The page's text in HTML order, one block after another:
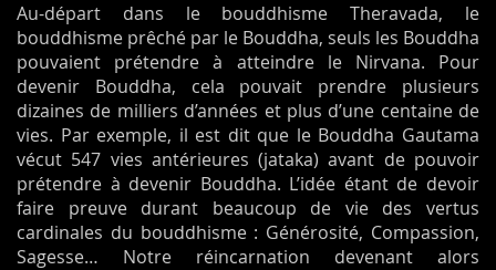
Au-départ dans le bouddhisme Theravada, le
bouddhisme prêché par le Bouddha, seuls les Bouddha
pouvaient prétendre à atteindre le Nirvana. Pour
devenir Bouddha, cela pouvait prendre plusieurs
dizaines de milliers d’années et plus d’une centaine de
vies. Par exemple, il est dit que le Bouddha Gautama
vécut 547 vies antérieures (jataka) avant de pouvoir
prétendre à devenir Bouddha. L’idée étant de devoir
faire preuve durant beaucoup de vie des vertus
cardinales du bouddhisme : Générosité, Compassion,
Sagesse… Notre réincarnation devenant alors